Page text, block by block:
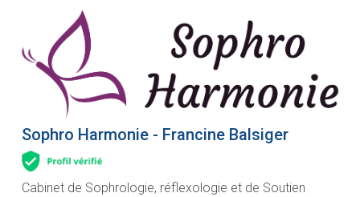
Sophro Harmonie - Francine Balsiger
Cabinet de Sophrologie, réflexologie et de Soutien